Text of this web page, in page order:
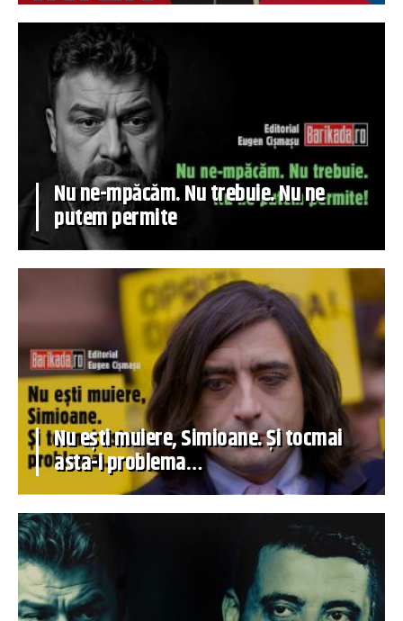
Nu ne-mpăcăm. Nu trebuie. Nu ne
putem permite
Nu ești muiere, Simioane. Și tocmai
asta-i problema…